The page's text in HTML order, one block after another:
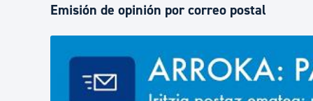
Emisión de opinión por correo postal